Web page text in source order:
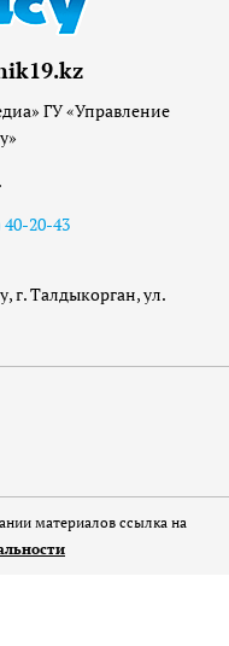
ГУ «Управление
40-20-43
г. Талдыкорган, ул.
материалов ссылка на